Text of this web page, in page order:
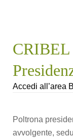
CRIBEL
Accedi all’area
Poltrona
avvolgente,